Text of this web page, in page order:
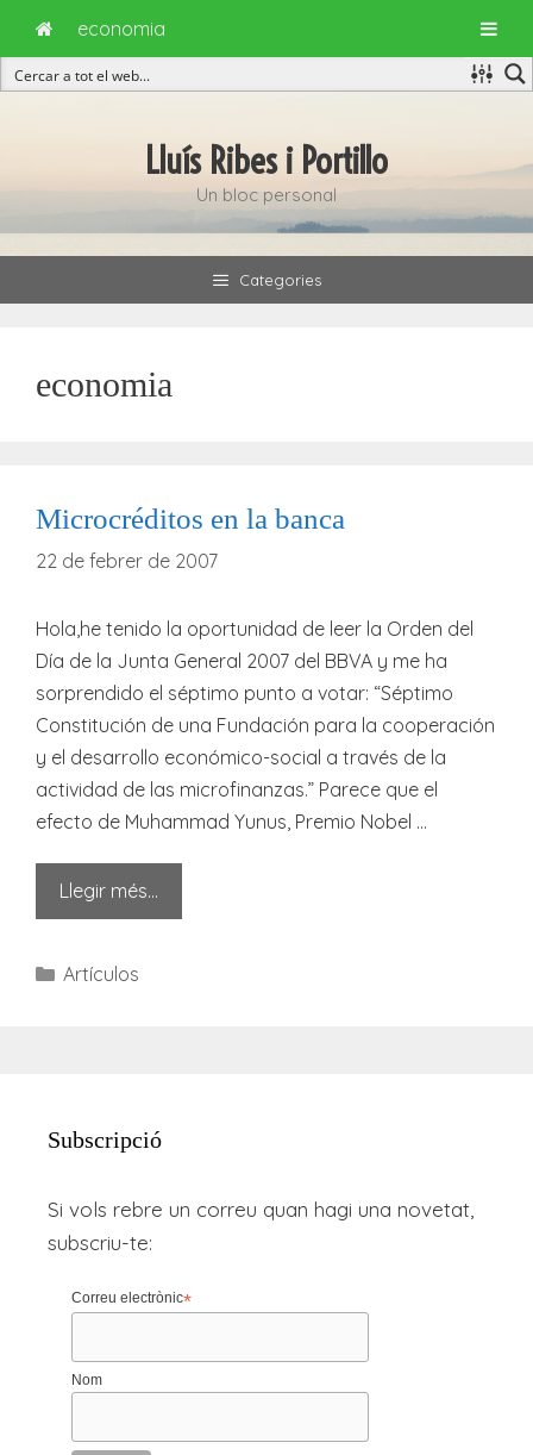
Lluís Ribes i Portillo
Un bloc personal
Categories
economia
Microcréditos en la banca
22 de febrer de 2007
Hola,he tenido la oportunidad de leer la Orden del
Día de la Junta General 2007 del BBVA y me ha
sorprendido el séptimo punto a votar: “Séptimo
Constitución de una Fundación para la cooperación
y el desarrollo económico-social a través de la
actividad de las microfinanzas.” Parece que el
efecto de Muhammad Yunus, Premio Nobel …
Llegir més…
Categories
Artículos
Subscripció
Si vols rebre un correu quan hagi una novetat,
subscriu-te:
Correu electrònic*
Nom
economia